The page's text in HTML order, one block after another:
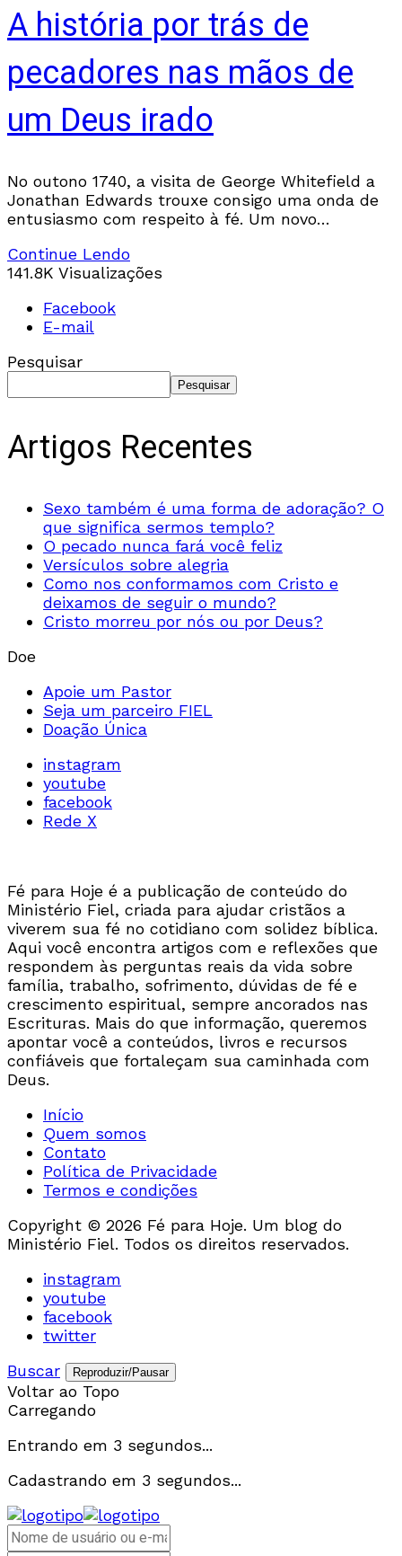
A história por trás de
pecadores nas mãos de
um Deus irado
No outono 1740, a visita de George Whitefield a
Jonathan Edwards trouxe consigo uma onda de
entusiasmo com respeito à fé. Um novo
Inglaterra
Continue Lendo
141.8K Visualizações
Facebook
E-mail
Pesquisar
Pesquisar
Artigos Recentes
Sexo também é uma forma de adoração? O
que significa sermos templo?
O pecado nunca fará você feliz
Versículos sobre alegria
Como nos conformamos com Cristo e
deixamos de seguir o mundo?
Cristo morreu por nós ou por Deus?
Doe
Apoie um Pastor
Seja um parceiro FIEL
Doação Única
instagram
youtube
facebook
Rede X
Fé para Hoje é a publicação de conteúdo do
Ministério Fiel, criada para ajudar cristãos a
viverem sua fé no cotidiano com solidez bíblica.
Aqui você encontra artigos com e reflexões que
respondem às perguntas reais da vida sobre
família, trabalho, sofrimento, dúvidas de fé e
crescimento espiritual, sempre ancorados nas
Escrituras. Mais do que informação, queremos
apontar você a conteúdos, livros e recursos
confiáveis que fortaleçam sua caminhada com
Deus.
Início
Quem somos
Contato
Política de Privacidade
Termos e condições
Copyright © 2026 Fé para Hoje. Um blog do
Ministério Fiel. Todos os direitos reservados.
instagram
youtube
facebook
twitter
Buscar
Reproduzir/Pausar
Voltar ao Topo
Carregando
Entrando em 3 segundos...
Cadastrando em 3 segundos...